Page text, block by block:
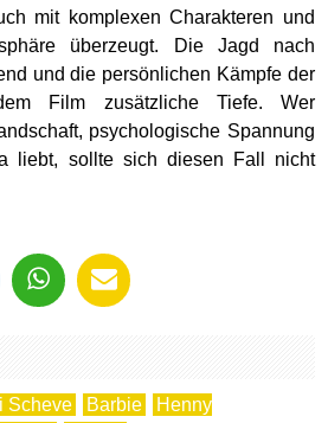
mit komplexen Charakteren und
überzeugt. Die Jagd nach
und die persönlichen Kämpfe der
Film zusätzliche Tiefe. Wer
psychologische Spannung
liebt, sollte sich diesen Fall nicht
Scheve Barbie Henny